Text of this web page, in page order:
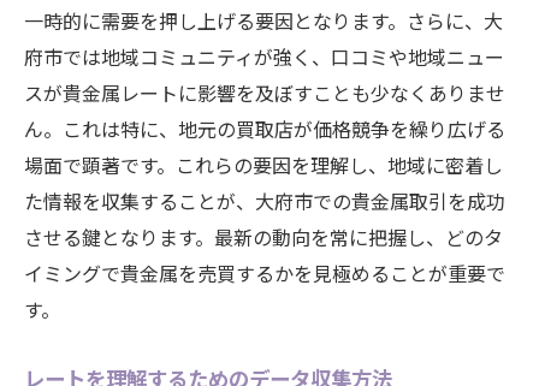
取引を成功に導くための実用アドバイス
大府市で貴金属売買を始めるための第一歩
市場の専門家が教えるレート利用法
貴金属レートを活かした賢い投資方法
貴金属レートの変動を見極める大府市で有利に
売買するためのコツ
レート変動を予測するための分析ツール
一時的に需要を押し上げる要因となります。さらに、大
府市では地域コミュニティが強く、口コミや地域ニュー
スが貴金属レートに影響を及ぼすことも少なくありませ
ん。これは特に、地元の買取店が価格競争を繰り広げる
場面で顕著です。これらの要因を理解し、地域に密着し
た情報を収集することが、大府市での貴金属取引を成功
させる鍵となります。最新の動向を常に把握し、どのタ
イミングで貴金属を売買するかを見極めることが重要で
す。
レートを理解するためのデータ収集方法